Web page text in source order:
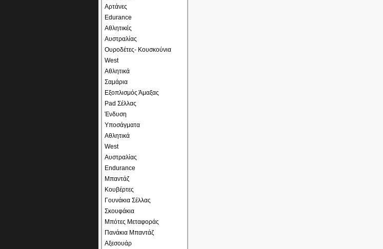
Αρτάνες
Edurance
Αθλητικές
Αυστραλίας
Ουροδέτες- Κουσκούνια
West
Αθλητικά
Σαμάρια
Εξοπλισμός Άμαξας
Pad Σέλλας
Ένδυση
Υποσάγματα
Αθλητικά
West
Αυστραλίας
Endurance
Μπαντάζ
Κουβέρτες
Γουνάκια Σέλλας
Σκουφάκια
Μπότες Μεταφοράς
Πανάκια Μπαντάζ
Αξεσουάρ